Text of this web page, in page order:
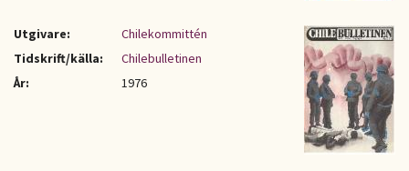
Utgivare:
Chilekommittén
Tidskrift/källa:
Chilebulletinen
År:
1976